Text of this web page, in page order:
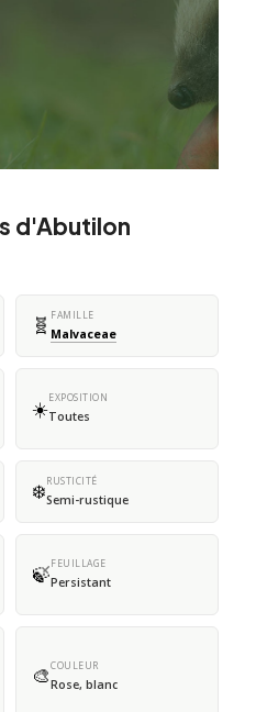
d'Abutilon
🧬 FAMILLE
Malvaceae
☀️EXPOSITION
Toutes
❄️RUSTICITÉ
Semi-rustique
🍃FEUILLAGE
Persistant
🎨COULEUR
Rose, blanc